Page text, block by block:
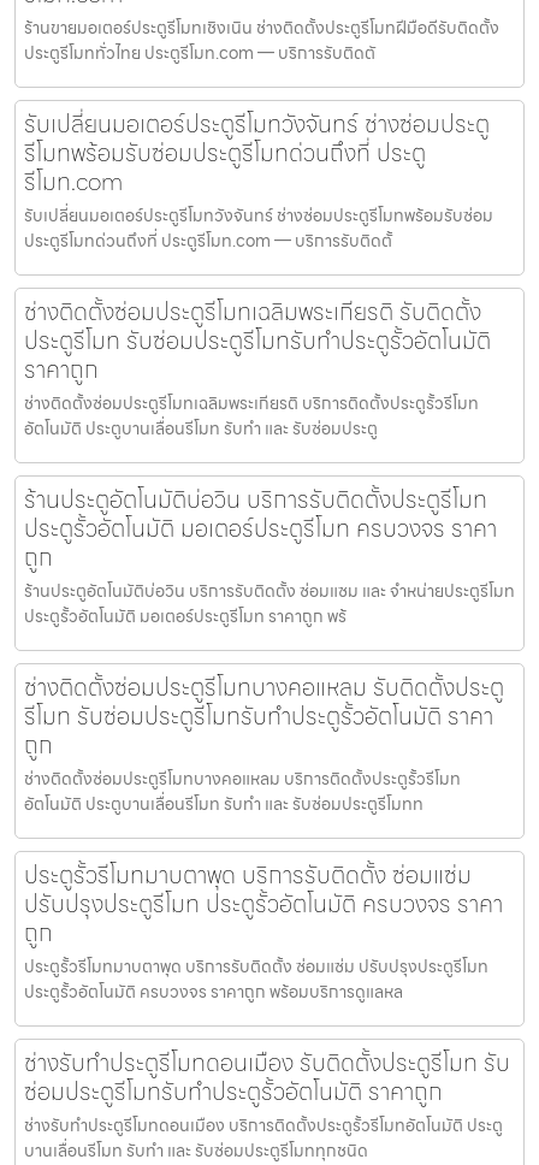
ร้านขายมอเตอร์ประตูรีโมทเชิงเนิน ช่างติดตั้งประตูรีโมทฝีมือดีรับติดตั้ง
ประตูรีโมททั่วไทย ประตูรีโมท.com — บริการรับติดตั
รับเปลี่ยนมอเตอร์ประตูรีโมทวังจันทร์ ช่างซ่อมประตู
รีโมทพร้อมรับซ่อมประตูรีโมทด่วนถึงที่ ประตู
รีโมท.com
รับเปลี่ยนมอเตอร์ประตูรีโมทวังจันทร์ ช่างซ่อมประตูรีโมทพร้อมรับซ่อม
ประตูรีโมทด่วนถึงที่ ประตูรีโมท.com — บริการรับติดตั้
ช่างติดตั้งซ่อมประตูรีโมทเฉลิมพระเกียรติ รับติดตั้ง
ประตูรีโมท รับซ่อมประตูรีโมทรับทำประตูรั้วอัตโนมัติ
ราคาถูก
ช่างติดตั้งซ่อมประตูรีโมทเฉลิมพระเกียรติ บริการติดตั้งประตูรั้วรีโมท
อัตโนมัติ ประตูบานเลื่อนรีโมท รับทำ และ รับซ่อมประตู
ร้านประตูอัตโนมัติบ่อวิน บริการรับติดตั้งประตูรีโมท
ประตูรั้วอัตโนมัติ มอเตอร์ประตูรีโมท ครบวงจร ราคา
ถูก
ร้านประตูอัตโนมัติบ่อวิน บริการรับติดตั้ง ซ่อมแซม และ จำหน่ายประตูรีโมท
ประตูรั้วอัตโนมัติ มอเตอร์ประตูรีโมท ราคาถูก พร้
ช่างติดตั้งซ่อมประตูรีโมทบางคอแหลม รับติดตั้งประตู
รีโมท รับซ่อมประตูรีโมทรับทำประตูรั้วอัตโนมัติ ราคา
ถูก
ช่างติดตั้งซ่อมประตูรีโมทบางคอแหลม บริการติดตั้งประตูรั้วรีโมท
อัตโนมัติ ประตูบานเลื่อนรีโมท รับทำ และ รับซ่อมประตูรีโมทท
ประตูรั้วรีโมทมาบตาพุด บริการรับติดตั้ง ซ่อมแซ่ม
ปรับปรุงประตูรีโมท ประตูรั้วอัตโนมัติ ครบวงจร ราคา
ถูก
ประตูรั้วรีโมทมาบตาพุด บริการรับติดตั้ง ซ่อมแซ่ม ปรับปรุงประตูรีโมท
ประตูรั้วอัตโนมัติ ครบวงจร ราคาถูก พร้อมบริการดูแลหล
ช่างรับทำประตูรีโมทดอนเมือง รับติดตั้งประตูรีโมท รับ
ซ่อมประตูรีโมทรับทำประตูรั้วอัตโนมัติ ราคาถูก
ช่างรับทำประตูรีโมทดอนเมือง บริการติดตั้งประตูรั้วรีโมทอัตโนมัติ ประตู
บานเลื่อนรีโมท รับทำ และ รับซ่อมประตูรีโมททุกชนิด